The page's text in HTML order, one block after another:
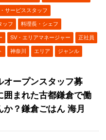
サービススタッフ
ッフ 料理長・シェフ
SV・エリアマネージャー 正社員
神奈川 エリア ジャンル
オープンスタッフ募
囲まれた古都鎌倉で働
か？鎌倉ごはん 海月